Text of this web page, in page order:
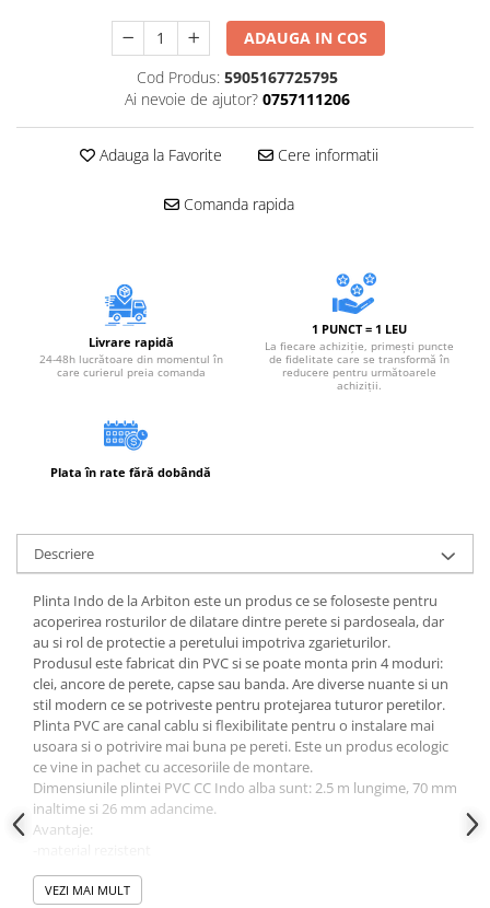
Accesorii electrice
Amestecatoare electrice
Scule de mana
Surubelnite, clesti si chei
Accesorii si consumabile
Accesorii pentru polizare, slefuire
si frezare
Organizatoare
Accesorii unelte
Unelte electrice speciale
Instrumente de masurat si trasat
Rigle si echere
Nivele
Rulete
Markere
Suruburi, cuie, dibluri si alte
elemente de fixare
Dibluri
Dibluri cu surub
Dibluri cui percutie
Dibluri pentru gips-carton
ADAUGA IN COS
Cod Produs: 5905167725795
Ai nevoie de ajutor? 0757111206
Adauga la Favorite Cere informatii
Comanda rapida
Livrare rapidă
24-48h lucrătoare din momentul în
care curierul preia comanda
1 PUNCT = 1 LEU
La fiecare achiziție, primești puncte
de fidelitate care se transformă în
reducere pentru următoarele
achiziții.
Plata în rate fără dobândă
Descriere
Plinta Indo de la Arbiton este un produs ce se foloseste pentru
acoperirea rosturilor de dilatare dintre perete si pardoseala, dar
au si rol de protectie a peretului impotriva zgarieturilor.
Produsul este fabricat din PVC si se poate monta prin 4 moduri:
clei, ancore de perete, capse sau banda. Are diverse nuante si un
stil modern ce se potriveste pentru protejarea tuturor peretilor.
Plinta PVC are canal cablu si flexibilitate pentru o instalare mai
usoara si o potrivire mai buna pe pereti. Este un produs ecologic
ce vine in pachet cu accesoriile de montare.
Dimensiunile plintei PVC CC Indo alba sunt: 2.5 m lungime, 70 mm
inaltime si 26 mm adancime.
Avantaje:
-4 moduri de prindere
-canal cablu
VEZI MAI MULT